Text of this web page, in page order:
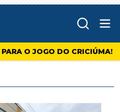
O JOGO DO CRICIÚMA!